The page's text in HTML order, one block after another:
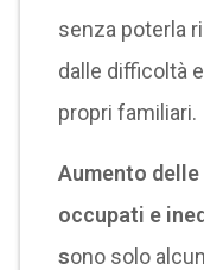
senza poterla
dalle difficoltà
propri familiari.
Aumento
occupati e
sono solo